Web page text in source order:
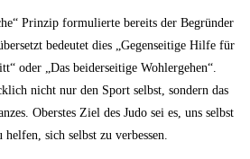
Prinzip formulierte bereits der Begründer
bedeutet dies „Gegenseitige Hilfe für
oder „Das beiderseitige Wohlergehen“.
nicht nur den Sport selbst, sondern das
Oberstes Ziel des Judo sei es, uns selbst
helfen, sich selbst zu verbessen.